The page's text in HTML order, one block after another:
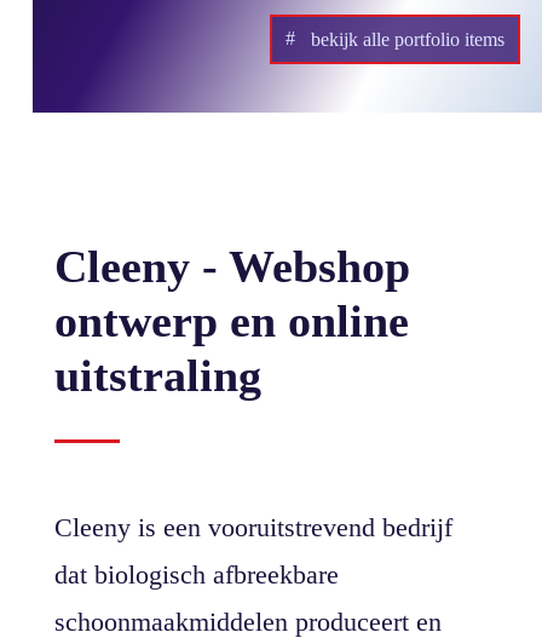
bekijk alle portfolio items
Cleeny - Webshop
ontwerp en online
uitstraling
Cleeny is een vooruitstrevend bedrijf
dat biologisch afbreekbare
schoonmaakmiddelen produceert en